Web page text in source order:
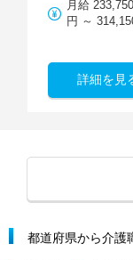
月給 233,750
円 ～
詳細を見
都道府県から介護